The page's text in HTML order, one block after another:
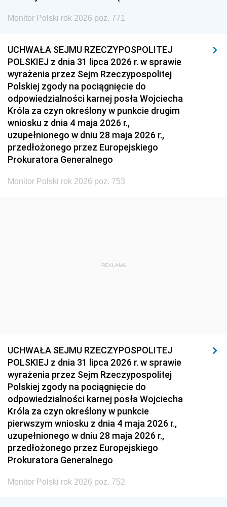
1951 1950
1939 1938 1937
1936 1930
Monitor Polski rok 2026 poz. 771
UCHWAŁA SEJMU RZECZYPOSPOLITEJ
POLSKIEJ z dnia 31 lipca 2026 r. w sprawie
wyrażenia przez Sejm Rzeczypospolitej
Polskiej zgody na pociągnięcie do
odpowiedzialności karnej posła Wojciecha
Króla za czyn określony w punkcie drugim
wniosku z dnia 4 maja 2026 r.,
uzupełnionego w dniu 28 maja 2026 r.,
przedłożonego przez Europejskiego
Prokuratora Generalnego
Monitor Polski rok 2026 poz. 753
REKLAMA
UCHWAŁA SEJMU RZECZYPOSPOLITEJ
POLSKIEJ z dnia 31 lipca 2026 r. w sprawie
wyrażenia przez Sejm Rzeczypospolitej
Polskiej zgody na pociągnięcie do
odpowiedzialności karnej posła Wojciecha
Króla za czyn określony w punkcie
pierwszym wniosku z dnia 4 maja 2026 r.,
uzupełnionego w dniu 28 maja 2026 r.,
przedłożonego przez Europejskiego
Prokuratora Generalnego
Monitor Polski rok 2026 poz. 752